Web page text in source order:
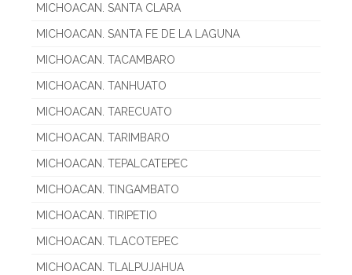
MICHOACAN. SANTA CLARA
MICHOACAN. SANTA FE DE LA LAGUNA
MICHOACAN. TACAMBARO
MICHOACAN. TANHUATO
MICHOACAN. TARECUATO
MICHOACAN. TARIMBARO
MICHOACAN. TEPALCATEPEC
MICHOACAN. TINGAMBATO
MICHOACAN. TIRIPETIO
MICHOACAN. TLACOTEPEC
MICHOACAN. TLALPUJAHUA